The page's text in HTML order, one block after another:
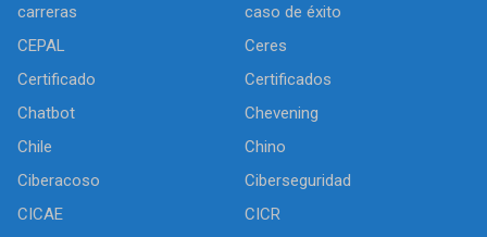
carreras
caso de éxito
CEPAL
Ceres
Certificado
Certificados
Chatbot
Chevening
Chile
Chino
Ciberacoso
Ciberseguridad
CICAE
CICR